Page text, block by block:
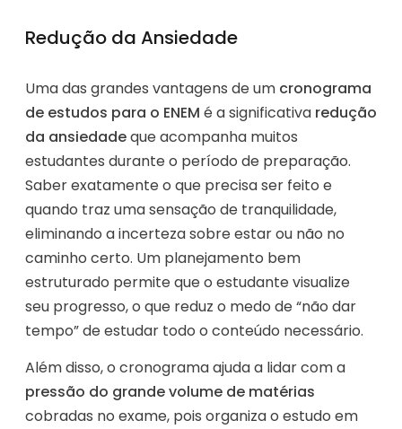
Redução da Ansiedade
Uma das grandes vantagens de um cronograma
de estudos para o ENEM é a significativa redução
da ansiedadeque acompanha muitos
estudantes durante o período de preparação.
Saber exatamente o que precisa ser feito e
quando traz uma sensação de tranquilidade,
eliminando a incerteza sobre estar ou não no
caminho certo. Um planejamento bem
estruturado permite que o estudante visualize
seu progresso, o que reduz o medo de “não dar
tempo” de estudar todo o conteúdo necessário.
Além disso, o cronograma ajuda a lidar com a
pressão do grande volume de matérias
cobradas no exame, pois organiza o estudo em